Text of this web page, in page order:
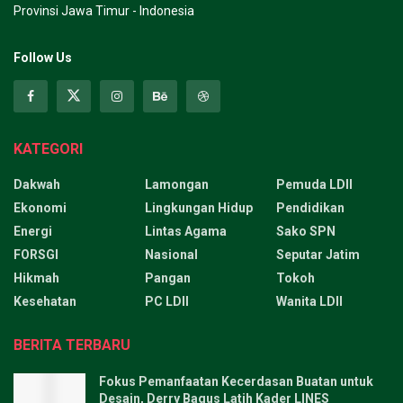
Provinsi Jawa Timur - Indonesia
Follow Us
KATEGORI
Dakwah
Ekonomi
Energi
FORSGI
Hikmah
Kesehatan
Lamongan
Lingkungan Hidup
Lintas Agama
Nasional
Pangan
PC LDII
Pemuda LDII
Pendidikan
Sako SPN
Seputar Jatim
Tokoh
Wanita LDII
BERITA TERBARU
Fokus Pemanfaatan Kecerdasan Buatan untuk
Desain, Derry Bagus Latih Kader LINES